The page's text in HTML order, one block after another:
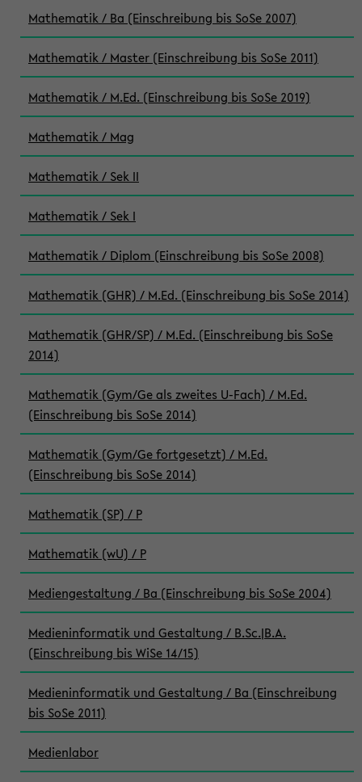
Mathematik / Ba (Einschreibung bis SoSe 2007)
Mathematik / Master (Einschreibung bis SoSe 2011)
Mathematik / M.Ed. (Einschreibung bis SoSe 2019)
Mathematik / Mag
Mathematik / Sek II
Mathematik / Sek I
Mathematik / Diplom (Einschreibung bis SoSe 2008)
Mathematik (GHR) / M.Ed. (Einschreibung bis SoSe 2014)
Mathematik (GHR/SP) / M.Ed. (Einschreibung bis SoSe
2014)
Mathematik (Gym/Ge als zweites U-Fach) / M.Ed.
(Einschreibung bis SoSe 2014)
Mathematik (Gym/Ge fortgesetzt) / M.Ed.
(Einschreibung bis SoSe 2014)
Mathematik (SP) / P
Mathematik (wU) / P
Mediengestaltung / Ba (Einschreibung bis SoSe 2004)
Medieninformatik und Gestaltung / B.Sc.|B.A.
(Einschreibung bis WiSe 14/15)
Medieninformatik und Gestaltung / Ba (Einschreibung
bis SoSe 2011)
Medienlabor